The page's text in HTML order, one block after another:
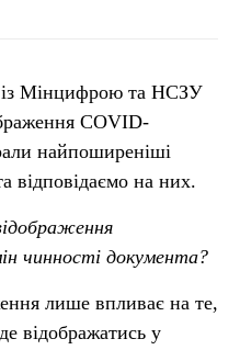
Мінцифрою та НСЗУ
COVID-
найпоширеніші
відповідаємо на них.
чинності документа?
лише впливає на те,
відображатись у